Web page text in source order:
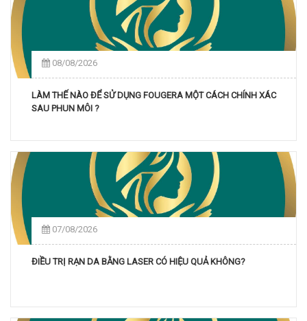
08/08/2026
LÀM THẾ NÀO ĐỂ SỬ DỤNG FOUGERA MỘT CÁCH CHÍNH XÁC
SAU PHUN MÔI ?
07/08/2026
ĐIỀU TRỊ RẠN DA BẰNG LASER CÓ HIỆU QUẢ KHÔNG?